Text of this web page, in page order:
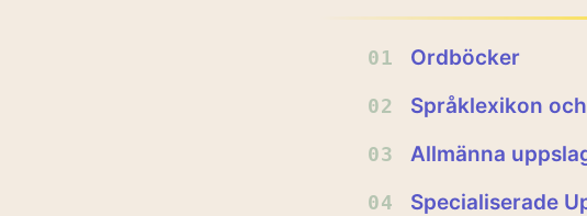
01 Ordböcker
02 Språklexikon
03 Allmänna
04 Specialiserade